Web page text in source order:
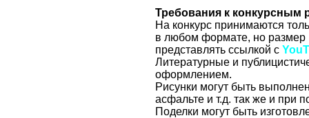
Требования к конкурсным
На конкурс принимаются
в любом формате, но
представлять ссылкой с
Литературные и
оформлением.
Рисунки могут быть
асфальте и т.д. так же и при
Поделки могут быть